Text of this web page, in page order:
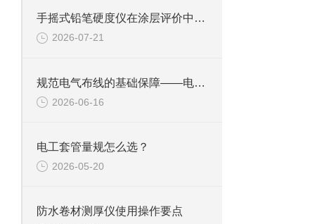
手摇式铅笔硬度仪在涂层评价中的力学美学与实操逻辑
2026-07-21
规范电气布线的基础保障——电工套管弯曲固定装置的施工标准化应用
2026-06-16
电工套管量规怎么选？
2026-05-20
防水卷材测厚仪使用操作要点